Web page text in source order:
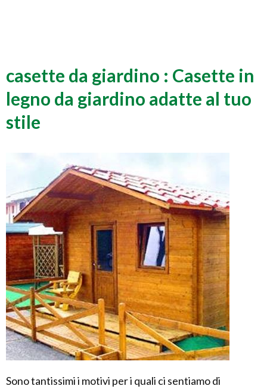
casette da giardino : Casette in
legno da giardino adatte al tuo
stile
Sono tantissimi i motivi per i quali ci sentiamo di